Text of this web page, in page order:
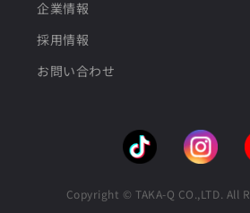
企業情報
採用情報
お問い合わせ
Copyright © TAKA-Q CO.,LTD. All